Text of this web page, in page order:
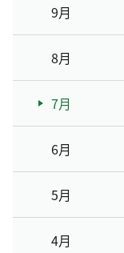
9月
8月
7月
6月
5月
4月